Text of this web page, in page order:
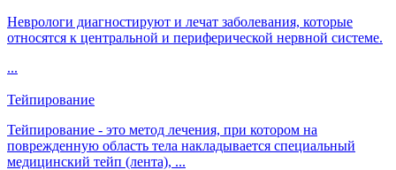
Неврологи диагностируют и лечат заболевания, которые
относятся к центральной и периферической нервной системе.
...
Тейпирование
Тейпирование - это метод лечения, при котором на
поврежденную область тела накладывается специальный
медицинский тейп (лента), ...